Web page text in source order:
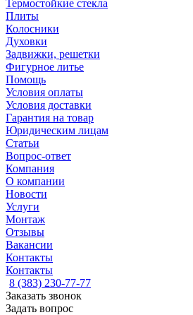
Термостойкие стекла
Плиты
Колосники
Духовки
Задвижки, решетки
Фигурное литье
Помощь
Условия оплаты
Условия доставки
Гарантия на товар
Юридическим лицам
Статьи
Вопрос-ответ
Компания
О компании
Новости
Услуги
Монтаж
Отзывы
Вакансии
Контакты
Контакты
8 (383) 230-77-77
Заказать звонок
Задать вопрос